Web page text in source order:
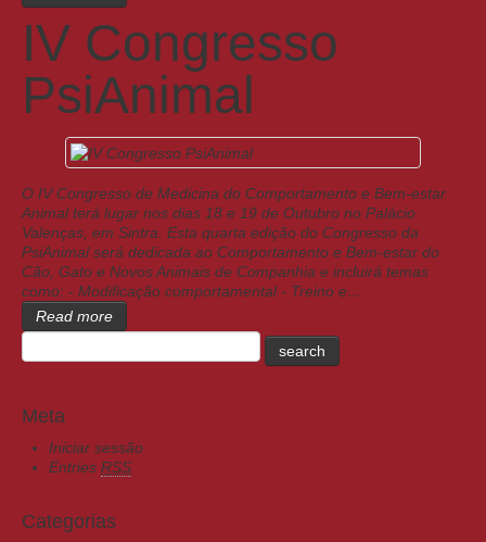
IV Congresso
PsiAnimal
O IV Congresso de Medicina do Comportamento e Bem-estar
Animal terá lugar nos dias 18 e 19 de Outubro no Palácio
Valenças, em Sintra. Esta quarta edição do Congresso da
PsiAnimal será dedicada ao Comportamento e Bem-estar do
Cão, Gato e Novos Animais de Companhia e incluirá temas
como: - Modificação comportamental - Treino e…
Read more
Meta
Iniciar sessão
Entries RSS
Categorias